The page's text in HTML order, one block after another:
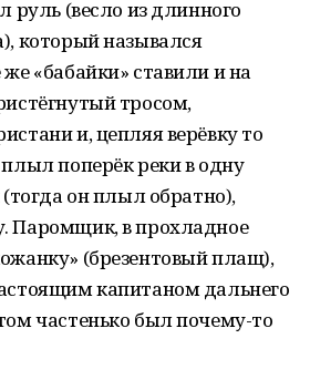
руль (весло из длинного
который назывался
«бабайки» ставили и на
тросом,
и, цепляя верёвку то
поперёк реки в одну
(тогда он плыл обратно),
Паромщик, в прохладное
(брезентовый плащ),
капитаном дальнего
частенько был почему-то